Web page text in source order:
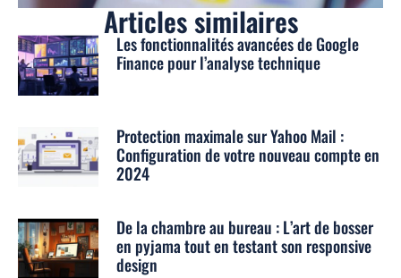
Articles similaires
Les fonctionnalités avancées de Google
Finance pour l’analyse technique
Protection maximale sur Yahoo Mail :
Configuration de votre nouveau compte en
2024
De la chambre au bureau : L’art de bosser
en pyjama tout en testant son responsive
design